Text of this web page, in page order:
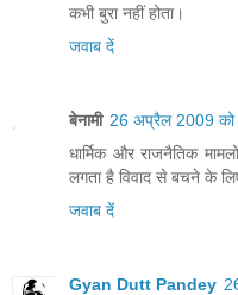
कभी बुरा नहीं होता।
जवाब दें
बेनामी 26 अप्रैल 2009
धार्मिक और राजनैतिक
लगता है विवाद से बचने के
जवाब दें
Gyan Dutt Pandey